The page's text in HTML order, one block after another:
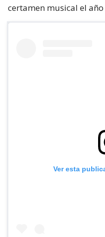
certamen musical el
Ver esta